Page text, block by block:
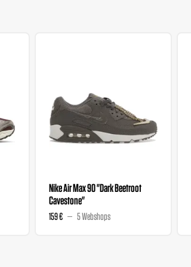
Nike Air Max 90 "Dark Beetroot
Cavestone"
159 € 5 Webshops